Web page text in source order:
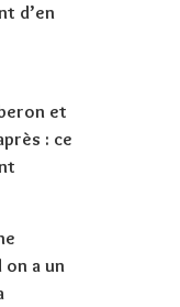
d’en
et
: ce
on a un